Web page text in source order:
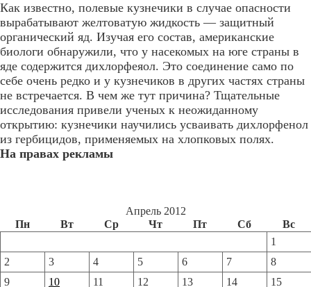
Как известно, полевые кузнечики в случае опасности
вырабатывают желтоватую жидкость — защитный
органический яд. Изучая его состав, американские
биологи обнаружили, что у насекомых на юге страны в
яде содержится дихлорфеяол. Это соединение само по
себе очень редко и у кузнечиков в других частях страны
не встречается. В чем же тут причина? Тщательные
исследования привели ученых к неожиданному
открытию: кузнечики научились усваивать дихлорфенол
из гербицидов, применяемых на хлопковых полях.
На правах рекламы
Апрель 2012
Пн
Вт Ср Чт Пт Сб
Вс
1
2
3 4 5 6 7
8
9
10 11 12 13 14 15